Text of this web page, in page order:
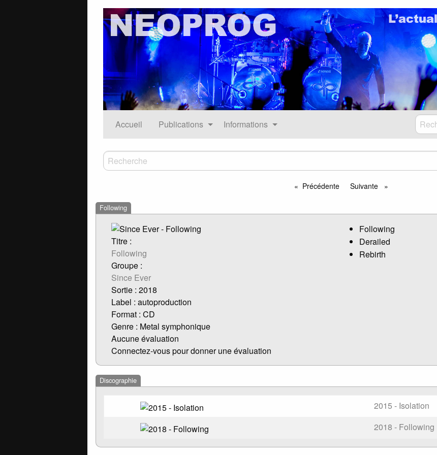
Accueil Publications Informations
Précédente
Suivante
Following
Titre :
Following
Groupe :
Since Ever
Sortie : 2018
Label : autoproduction
Format : CD
Genre : Metal symphonique
Aucune évaluation
Connectez-vous pour donner une évaluation
Following
Derailed
Rebirth
Discographie
2015 - Isolation
2018 - Following